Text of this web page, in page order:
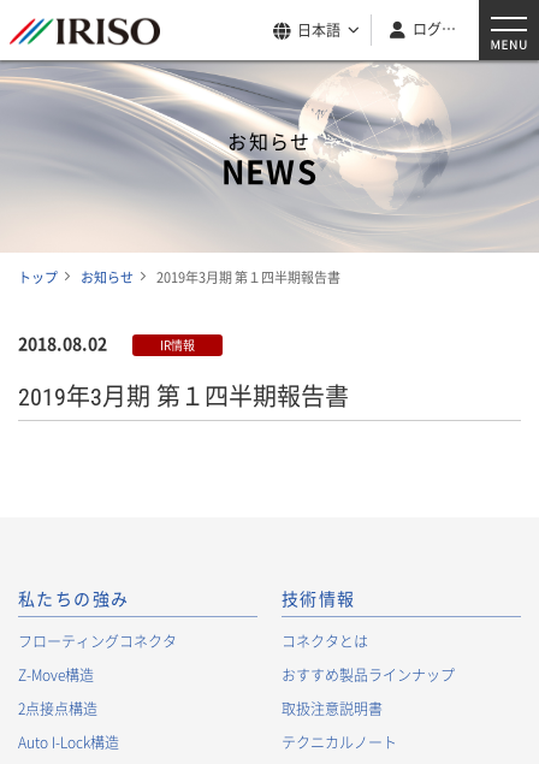
日本語 ログイン
お知らせ
NEWS
トップ お知らせ 2019年3月期 第１四半期報告書
2018.08.02 IR情報
2019年3月期 第１四半期報告書
私たちの強み
フローティングコネクタ
Z-Move構造
2点接点構造
Auto I-Lock構造
技術情報
コネクタとは
おすすめ製品ラインナップ
取扱注意説明書
テクニカルノート